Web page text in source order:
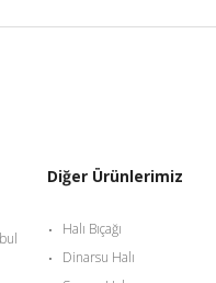
Diğer Ürünlerimiz
Halı Bıçağı
Dinarsu Halı